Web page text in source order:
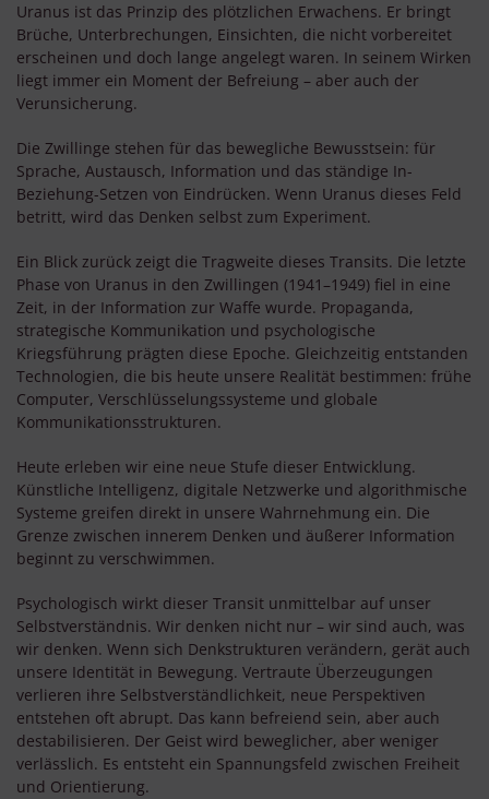
Uranus ist das Prinzip des plötzlichen Erwachens. Er bringt
Brüche, Unterbrechungen, Einsichten, die nicht vorbereitet
erscheinen und doch lange angelegt waren. In seinem Wirken
liegt immer ein Moment der Befreiung – aber auch der
Verunsicherung.
Die Zwillinge stehen für das bewegliche Bewusstsein: für
Sprache, Austausch, Information und das ständige In-
Beziehung-Setzen von Eindrücken. Wenn Uranus dieses Feld
betritt, wird das Denken selbst zum Experiment.
Ein Blick zurück zeigt die Tragweite dieses Transits. Die letzte
Phase von Uranus in den Zwillingen (1941–1949) fiel in eine
Zeit, in der Information zur Waffe wurde. Propaganda,
strategische Kommunikation und psychologische
Kriegsführung prägten diese Epoche. Gleichzeitig entstanden
Technologien, die bis heute unsere Realität bestimmen: frühe
Computer, Verschlüsselungssysteme und globale
Kommunikationsstrukturen.
Heute erleben wir eine neue Stufe dieser Entwicklung.
Künstliche Intelligenz, digitale Netzwerke und algorithmische
Systeme greifen direkt in unsere Wahrnehmung ein. Die
Grenze zwischen innerem Denken und äußerer Information
beginnt zu verschwimmen.
Psychologisch wirkt dieser Transit unmittelbar auf unser
Selbstverständnis. Wir denken nicht nur – wir sind auch, was
wir denken. Wenn sich Denkstrukturen verändern, gerät auch
unsere Identität in Bewegung. Vertraute Überzeugungen
verlieren ihre Selbstverständlichkeit, neue Perspektiven
entstehen oft abrupt. Das kann befreiend sein, aber auch
destabilisieren. Der Geist wird beweglicher, aber weniger
verlässlich. Es entsteht ein Spannungsfeld zwischen Freiheit
und Orientierung.